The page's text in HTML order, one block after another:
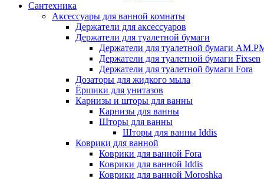
Сантехника
Аксессуары для ванной комнаты
Держатели для аксессуаров
Держатели для туалетной бумаги
Держатели для туалетной бумаги
Держатели для туалетной бумаги Fixsen
Держатели для туалетной бумаги Fora
Дозаторы для жидкого мыла
Ёршики для унитазов
Карнизы и шторы для ванны
Карнизы для ванны
Шторы для ванны
Шторы для ванны Iddis
Коврики для ванной
Коврики для ванной Fora
Коврики для ванной Iddis
Коврики для ванной Moroshka